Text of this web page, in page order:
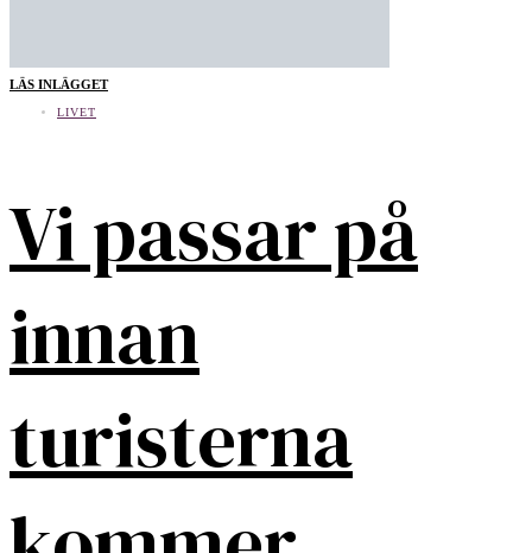
LÄS INLÄGGET
LIVET
Vi passar på
innan
turisterna